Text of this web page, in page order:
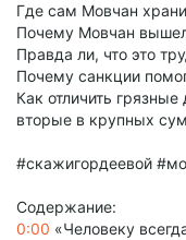
Где сам Мовчан
Почему Мовчан
Правда ли, что это
Почему санкции
Как отличить
вторые в крупных
#скажигордеевой
Содержание:
0:00 «Человеку